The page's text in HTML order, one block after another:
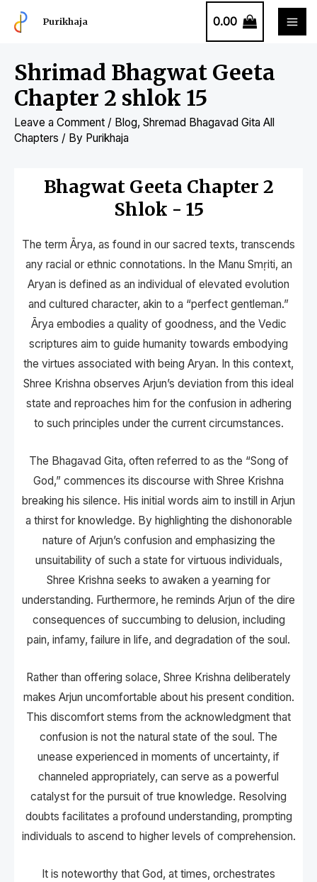
Purikhaja 0.00
Shrimad Bhagwat Geeta
Chapter 2 shlok 15
Leave a Comment / Blog, Shremad Bhagavad Gita All
Chapters / By Purikhaja
Bhagwat Geeta Chapter 2
Shlok - 15
The term Ārya, as found in our sacred texts, transcends
any racial or ethnic connotations. In the Manu Smṛiti, an
Aryan is defined as an individual of elevated evolution
and cultured character, akin to a “perfect gentleman.”
Ārya embodies a quality of goodness, and the Vedic
scriptures aim to guide humanity towards embodying
the virtues associated with being Aryan. In this context,
Shree Krishna observes Arjun’s deviation from this ideal
state and reproaches him for the confusion in adhering
to such principles under the current circumstances.
The Bhagavad Gita, often referred to as the “Song of
God,” commences its discourse with Shree Krishna
breaking his silence. His initial words aim to instill in Arjun
a thirst for knowledge. By highlighting the dishonorable
nature of Arjun’s confusion and emphasizing the
unsuitability of such a state for virtuous individuals,
Shree Krishna seeks to awaken a yearning for
understanding. Furthermore, he reminds Arjun of the dire
consequences of succumbing to delusion, including
pain, infamy, failure in life, and degradation of the soul.
Rather than offering solace, Shree Krishna deliberately
makes Arjun uncomfortable about his present condition.
This discomfort stems from the acknowledgment that
confusion is not the natural state of the soul. The
unease experienced in moments of uncertainty, if
channeled appropriately, can serve as a powerful
catalyst for the pursuit of true knowledge. Resolving
doubts facilitates a profound understanding, prompting
individuals to ascend to higher levels of comprehension.
It is noteworthy that God, at times, orchestrates